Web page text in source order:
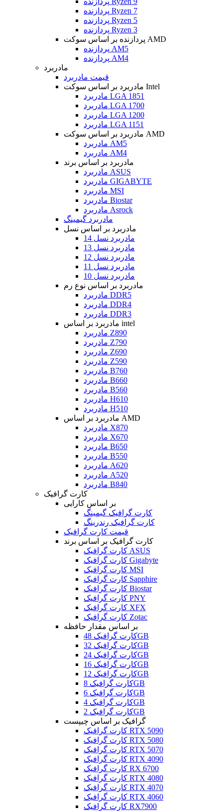
پردازنده Ryzen 7
پردازنده Ryzen 5
پردازنده Ryzen 3
پردازنده بر اساس سوکت AMD
پردازنده AM5
پردازنده AM4
مادربرد
قیمت مادربرد
مادربرد بر اساس سوکت Intel
مادربرد LGA 1851
مادربرد LGA 1700
مادربرد LGA 1200
مادربرد LGA 1151
مادربرد بر اساس سوکت AMD
مادربرد AM5
مادربرد AM4
مادربرد بر اساس برند
مادربرد ASUS
مادربرد GIGABYTE
مادربرد MSI
مادربرد Biostar
مادربرد Asrock
مادربرد گیمینگ
مادربرد بر اساس نسل
مادربرد نسل 14
مادربرد نسل 13
مادربرد نسل 12
مادربرد نسل 11
مادربرد نسل 10
مادربرد بر اساس نوع رم
مادربرد DDR5
مادربرد DDR4
مادربرد DDR3
مادربرد بر اساس intel
مادربرد Z890
مادربرد Z790
مادربرد Z690
مادربرد Z590
مادربرد B760
مادربرد B660
مادربرد B560
مادربرد H610
مادربرد H510
مادربرد بر اساس AMD
مادربرد X870
مادربرد X670
مادربرد B650
مادربرد B550
مادربرد A620
مادربرد A520
مادربرد B840
کارت گرافیک
بر اساس کارایی
کارت گرافیک گیمینگ
کارت گرافیک رندرینگ
قیمت کارت گرافیک
کارت گرافیک بر اساس برند
کارت گرافیک ASUS
کارت گرافیک Gigabyte
کارت گرافیک MSI
کارت گرافیک Sapphire
کارت گرافیک Biostar
کارت گرافیک PNY
کارت گرافیک XFX
کارت گرافیک Zotac
بر اساس مقدار حافظه
کارت گرافیک 48GB
کارت گرافیک 32GB
کارت گرافیک 24GB
کارت گرافیک 16GB
کارت گرافیک 12GB
کارت گرافیک 8GB
کارت گرافیک 6GB
کارت گرافیک 4GB
کارت گرافیک 2GB
گرافیک بر اساس چیپست
کارت گرافیک RTX 5090
کارت گرافیک RTX 5080
کارت گرافیک RTX 5070
کارت گرافیک RTX 4090
کارت گرافیک RX 6700
کارت گرافیک RTX 4080
کارت گرافیک RTX 4070
کارت گرافیک RTX 4060
کارت گرافیک RX7900